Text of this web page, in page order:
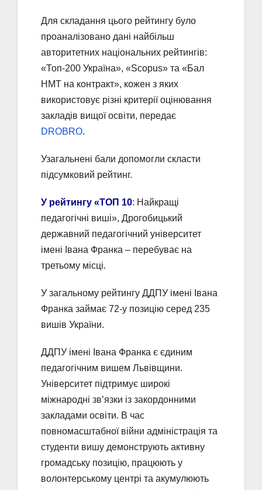
Для складання цього рейтингу було
проаналізовано дані найбільш
авторитетних національних рейтингів:
«Топ-200 Україна», «Scopus» та «Бал
НМТ на контракт», кожен з яких
використовує різні критерії оцінювання
закладів вищої освіти, передає
DROBRO.
Узагальнені бали допомогли скласти
підсумковий рейтинг.
У рейтингу «ТОП 10: Найкращі
педагогічні виші», Дрогобицький
державний педагогічний університет
імені Івана Франка – перебуває на
третьому місці.
У загальному рейтингу ДДПУ імені Івана
Франка займає 72-у позицію серед 235
вишів України.
ДДПУ імені Івана Франка є єдиним
педагогічним вишем Львівщини.
Університет підтримує широкі
міжнародні зв’язки із закордонними
закладами освіти. В час
повномасштабної війни адміністрація та
студенти вишу демонструють активну
громадську позицію, працюють у
волонтерському центрі та акумулюють